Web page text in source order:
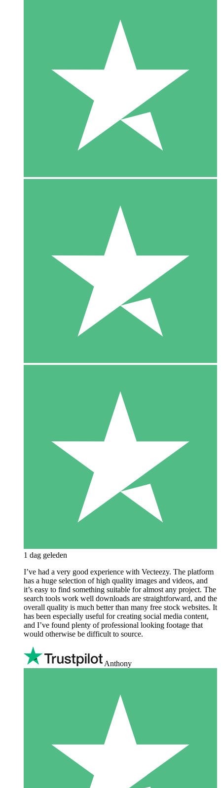
1 dag geleden
I’ve had a very good experience with Vecteezy. The platform
has a huge selection of high quality images and videos, and
it’s easy to find something suitable for almost any project. The
search tools work well downloads are straightforward, and the
overall quality is much better than many free stock websites. It
has been especially useful for creating social media content,
and I’ve found plenty of professional looking footage that
would otherwise be difficult to source.
Anthony